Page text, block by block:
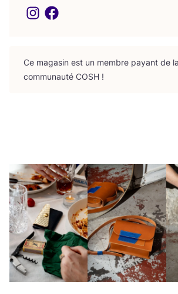
Ce maga­sin est un membre payant de la
com­mu­nau­té COSH !